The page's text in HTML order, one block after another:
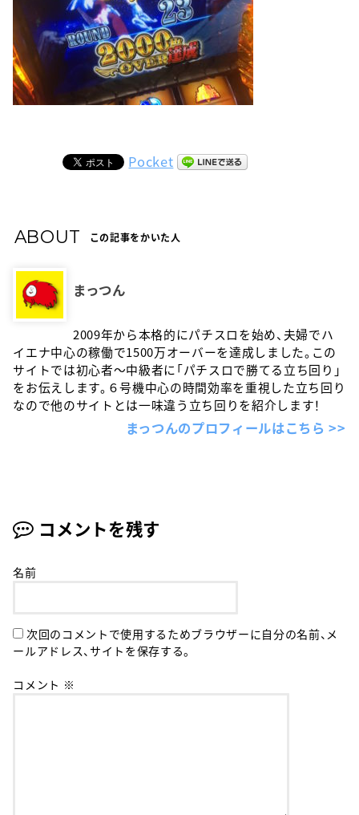
Pocket
ABOUT この記事をかいた人
まっつん
2009年から本格的にパチスロを始め、夫婦でハ
イエナ中心の稼働で1500万オーバーを達成しました。この
サイトでは初心者〜中級者に「パチスロで勝てる立ち回り」
をお伝えします。６号機中心の時間効率を重視した立ち回り
なので他のサイトとは一味違う立ち回りを紹介します！
まっつんのプロフィールはこちら >>
コメントを残す
名前
次回のコメントで使用するためブラウザーに自分の名前、メ
ールアドレス、サイトを保存する。
コメント ※